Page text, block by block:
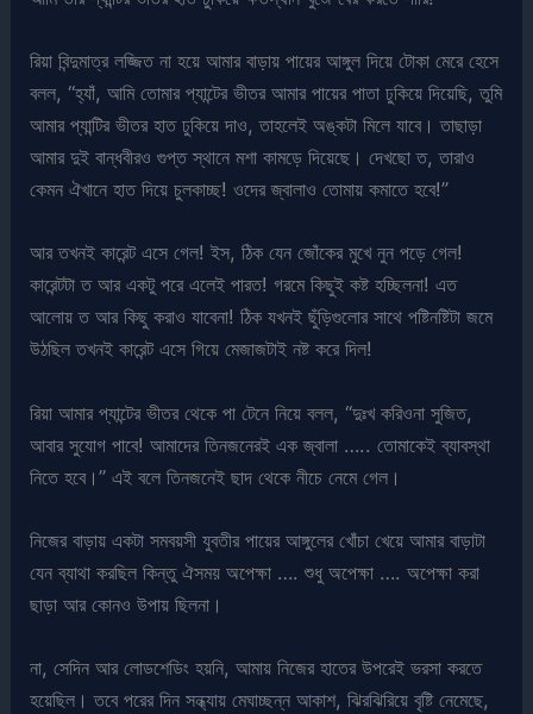
রিয়া বিন্দুমাত্র লজ্জিত না হয়ে আমার বাড়ায় পায়ের আঙ্গুল দিয়ে টোকা মেরে হেসে
বলল, “হ্যাঁ, আমি তোমার প্যান্টের ভীতর আমার পায়ের পাতা ঢুকিয়ে দিয়েছি, তুমি
আমার প্যান্টির ভীতর হাত ঢুকিয়ে দাও, তাহলেই অঙ্কটা মিলে যাবে। তাছাড়া
আমার দুই বান্ধবীরও গুপ্ত স্থানে মশা কামড়ে দিয়েছে। দেখছো ত, তারাও
কেমন ঐখানে হাত দিয়ে চুলকাচ্ছ! ওদের জ্বালাও তোমায় কমাতে হবে!”
আর তখনই কারেন্ট এসে গেল! ইস, ঠিক যেন জোঁকের মুখে নুন পড়ে গেল!
কারেন্টটা ত আর একটু পরে এলেই পারত! গরমে কিছুই কষ্ট হচ্ছিলনা! এত
আলোয় ত আর কিছু করাও যাবেনা! ঠিক যখনই ছুঁড়িগুলোর সাথে পষ্টিনষ্টিটা জমে
উঠছিল তখনই কারেন্ট এসে গিয়ে মেজাজটাই নষ্ট করে দিল!
রিয়া আমার প্যান্টের ভীতর থেকে পা টেনে নিয়ে বলল, “দুঃখ করিওনা সুজিত,
আবার সুযোগ পাবে! আমাদের তিনজনেরই এক জ্বালা ….. তোমাকেই ব্যাবস্থা
নিতে হবে।” এই বলে তিনজনেই ছাদ থেকে নীচে নেমে গেল।
নিজের বাড়ায় একটা সমবয়সী যুবতীর পায়ের আঙ্গুলের খোঁচা খেয়ে আমার বাড়াটা
যেন ব্যাথা করছিল কিন্তু ঐসময় অপেক্ষা …. শুধু অপেক্ষা …. অপেক্ষা করা
ছাড়া আর কোনও উপায় ছিলনা।
না, সেদিন আর লোডশেডিং হয়নি, আমায় নিজের হাতের উপরেই ভরসা করতে
হয়েছিল। তবে পরের দিন সন্ধ্যায় মেঘাচ্ছন্ন আকাশ, ঝিরঝিরিয়ে বৃষ্টি নেমেছে,